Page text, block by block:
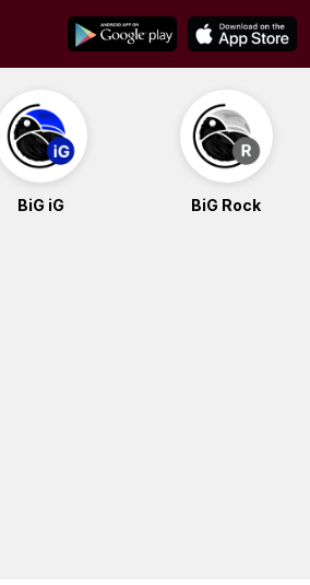
BiG iG BiG Rock